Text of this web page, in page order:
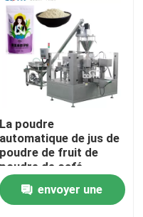
poche de Premade
automatique
semi
La poudre
automatique de jus de
poudre de fruit de
poudre de café
tiennent la machine de
remplissage et de
cachetage de poche
envoyer une